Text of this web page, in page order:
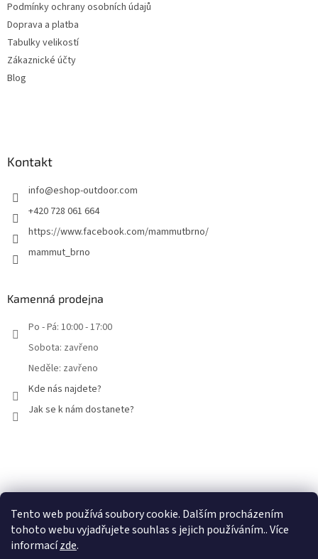
Tento web používá soubory cookie. Dalším procházením
tohoto webu vyjadřujete souhlas s jejich používáním.. Více
informacízde.
Podmínky ochrany osobních údajů
Doprava a platba
Tabulky velikostí
Zákaznické účty
Blog
Kontakt
info@eshop-outdoor.com
+420 728 061 664
https://www.facebook.com/mammutbrno/
mammut_brno
Kamenná prodejna
Po - Pá: 10:00 - 17:00
Sobota: zavřeno
Neděle: zavřeno
Kde nás najdete?
Jak se k nám dostanete?
Facebook